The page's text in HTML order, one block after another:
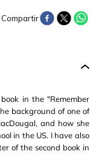
in the "Remember
background of one of
and how she
in the US. I have also
of the second book in